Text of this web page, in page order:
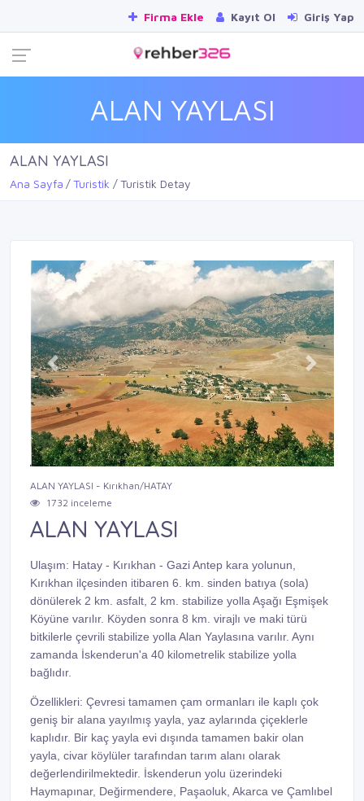
Firma Ekle Kayıt Ol Giriş Yap
ALAN YAYLASI
ALAN YAYLASI
Ana Sayfa Turistik Turistik Detay
Previous Next
ALAN YAYLASI - Kırıkhan/HATAY
1732 inceleme
ALAN YAYLASI
Ulaşım: Hatay - Kırıkhan - Gazi Antep kara yolunun,
Kırıkhan ilçesinden itibaren 6. km. sinden batıya (sola)
dönülerek 2 km. asfalt, 2 km. stabilize yolla Aşağı Eşmişek
Köyüne varılır. Köyden sonra 8 km. virajlı ve maki türü
bitkilerle çevrili stabilize yolla Alan Yaylasına varılır. Aynı
zamanda İskenderun'a 40 kilometrelik stabilize yolla
bağlıdır.
Özellikleri: Çevresi tamamen çam ormanları ile kaplı çok
geniş bir alana yayılmış yayla, yaz aylarında çiçeklerle
kaplıdır. Bir kaç yayla evi dışında tamamen bakir olan
yayla, civar köylüler tarafından tarım alanı olarak
değerlendirilmektedir. İskenderun yolu üzerindeki
Haymapınar, Değirmendere, Paşaoluk, Akarca ve Çamlıbel